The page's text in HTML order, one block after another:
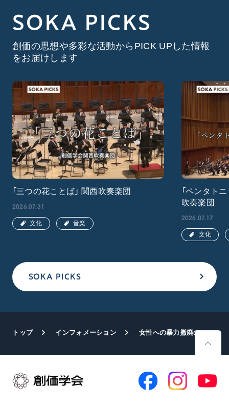
SOKA PICKS
創価の思想や多彩な活動からPICK UPした情報
をお届けします
SOKA PICKS
「三つの花ことば」 関西吹奏楽団
2026.07.31
文化 音楽
「ペンタト
吹奏楽団
2026.07.17
文化
トップ インフォメーション 女性への暴力撤廃の国際デー パナマで講演会